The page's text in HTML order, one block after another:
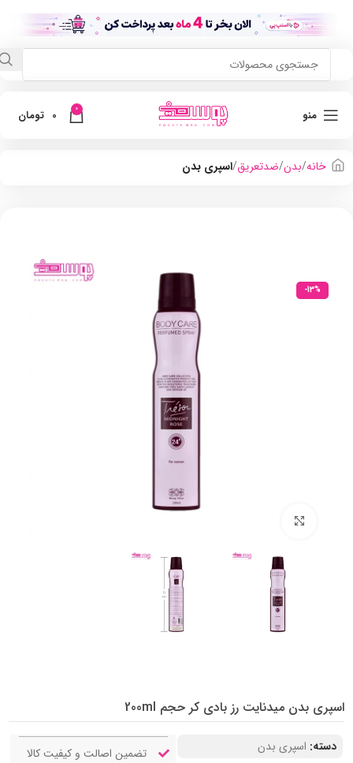
منو 0
0 تومان
خانه بدن ضدتعریق اسپری بدن
-13%
اسپری بدن میدنایت رز بادی کر حجم 200ml
دسته: اسپری بدن
تضمین اصالت و کیفیت کالا